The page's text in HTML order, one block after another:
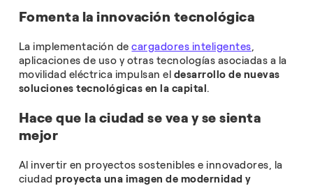
Fomenta la innovación tecnológica
La implementación decargadores inteligentes,
aplicaciones de uso y otras tecnologías asociadas a la
movilidad eléctrica impulsan el desarrollo de nuevas
soluciones tecnológicas en la capital.
Hace que la ciudad se vea y se sienta
mejor
Al invertir en proyectos sostenibles e innovadores, la
ciudadproyecta una imagen de modernidad y